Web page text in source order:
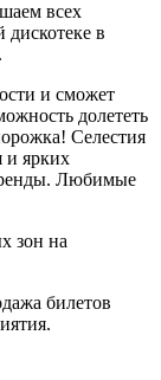
всех
в
и сможет
долететь
Селестия
и ярких
Любимые
зон на
билетов